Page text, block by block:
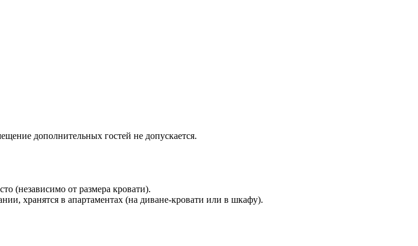
дополнительных гостей не допускается.
(независимо от размера кровати).
хранятся в апартаментах (на диване-кровати или в шкафу).